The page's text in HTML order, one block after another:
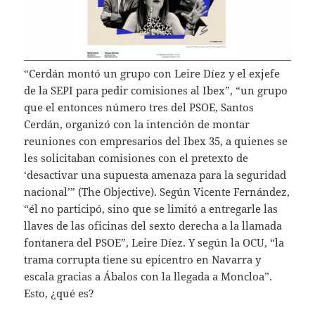
“Cerdán montó un grupo con Leire Díez y el exjefe
de la SEPI para pedir comisiones al Ibex”, “un grupo
que el entonces número tres del PSOE, Santos
Cerdán, organizó con la intención de montar
reuniones con empresarios del Ibex 35, a quienes se
les solicitaban comisiones con el pretexto de
‘desactivar una supuesta amenaza para la seguridad
nacional’” (The Objective). Según Vicente Fernández,
“él no participó, sino que se limitó a entregarle las
llaves de las oficinas del sexto derecha a la llamada
fontanera del PSOE”, Leire Díez. Y según la OCU, “la
trama corrupta tiene su epicentro en Navarra y
escala gracias a Ábalos con la llegada a Moncloa”.
Esto, ¿qué es?